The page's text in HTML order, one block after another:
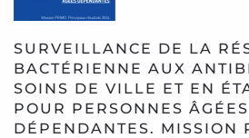
SURVEILLANCE DE LA
BACTÉRIENNE AUX
SOINS DE VILLE ET EN
POUR PERSONNES ÂGÉES
DÉPENDANTES. MISSION